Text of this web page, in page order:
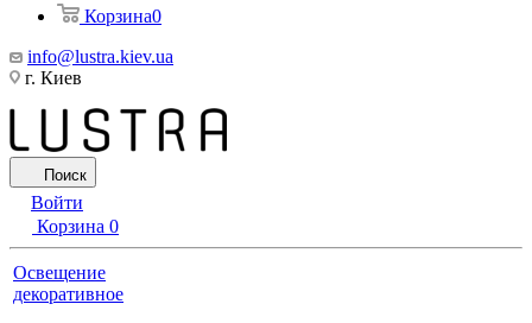
Корзина0
info@lustra.kiev.ua
г. Киев
Поиск
Войти
Корзина 0
Освещение
декоративное